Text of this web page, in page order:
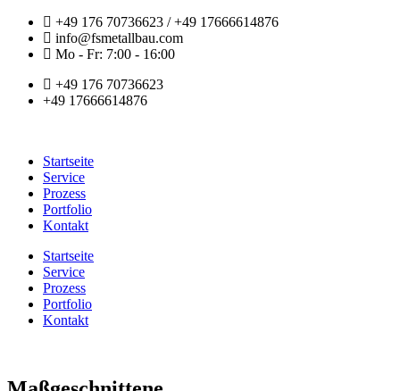
+49 176 70736623 / +49 17666614876
info@fsmetallbau.com
Mo - Fr: 7:00 - 16:00
+49 176 70736623
+49 17666614876
Startseite
Service
Prozess
Portfolio
Kontakt
Startseite
Service
Prozess
Portfolio
Kontakt